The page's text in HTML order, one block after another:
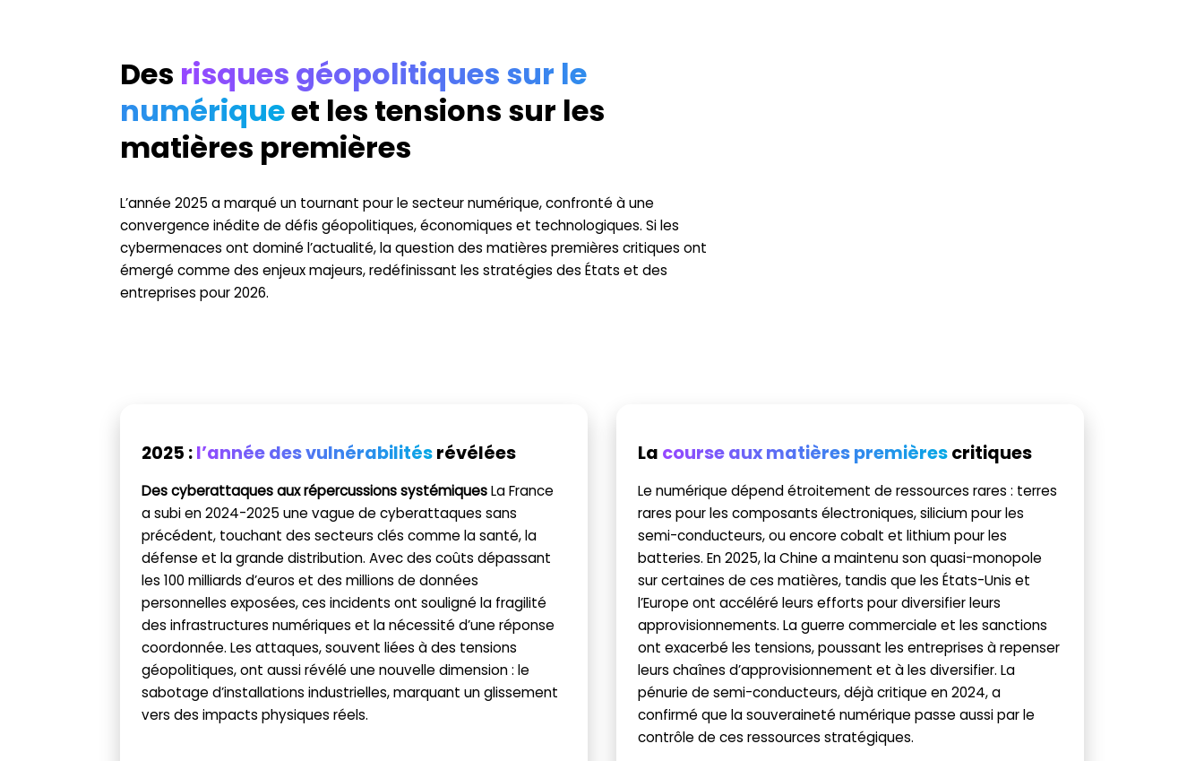
Des risques géopolitiques sur le
numériqueet les tensions sur les
matières premières
L’année 2025 a marqué un tournant pour le secteur numérique, confronté à une
convergence inédite de défis géopolitiques, économiques et technologiques. Si les
cybermenaces ont dominé l’actualité, la question des matières premières critiques ont
émergé comme des enjeux majeurs, redéfinissant les stratégies des États et des
entreprises pour 2026.
2025 : l’année des vulnérabilités révélées
Des cyberattaques aux répercussions systémiques La France
a subi en 2024-2025 une vague de cyberattaques sans
précédent, touchant des secteurs clés comme la santé, la
défense et la grande distribution. Avec des coûts dépassant
les 100 milliards d’euros et des millions de données
personnelles exposées, ces incidents ont souligné la fragilité
des infrastructures numériques et la nécessité d’une réponse
coordonnée. Les attaques, souvent liées à des tensions
géopolitiques, ont aussi révélé une nouvelle dimension : le
sabotage d’installations industrielles, marquant un glissement
vers des impacts physiques réels.
La course aux matières premières critiques
Le numérique dépend étroitement de ressources rares : terres
rares pour les composants électroniques, silicium pour les
semi-conducteurs, ou encore cobalt et lithium pour les
batteries. En 2025, la Chine a maintenu son quasi-monopole
sur certaines de ces matières, tandis que les États-Unis et
l’Europe ont accéléré leurs efforts pour diversifier leurs
approvisionnements. La guerre commerciale et les sanctions
ont exacerbé les tensions, poussant les entreprises à repenser
leurs chaînes d’approvisionnement et à les diversifier. La
pénurie de semi-conducteurs, déjà critique en 2024, a
confirmé que la souveraineté numérique passe aussi par le
contrôle de ces ressources stratégiques.